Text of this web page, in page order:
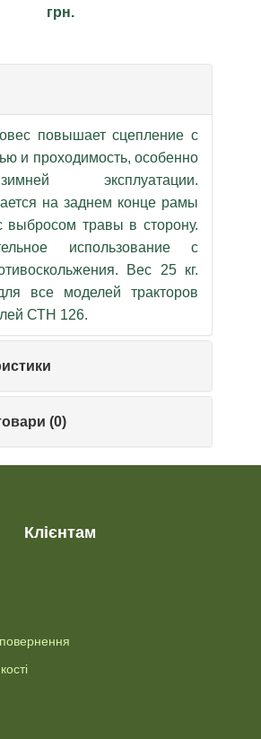
грн.
повышает сцепление с
и проходимость, особенно
эксплуатации.
на заднем конце рамы
выбросом травы в сторону.
использование с
Вес 25 кг.
все моделей тракторов
СТН 126.
(0)
Клієнтам